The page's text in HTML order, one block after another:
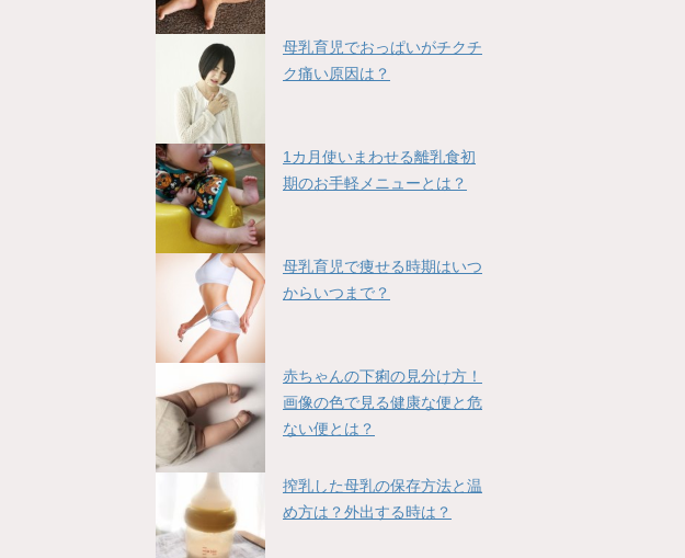
母乳育児でおっぱいがチクチ
ク痛い原因は？
1カ月使いまわせる離乳食初
期のお手軽メニューとは？
母乳育児で痩せる時期はいつ
からいつまで？
赤ちゃんの下痢の見分け方！
画像の色で見る健康な便と危
ない便とは？
搾乳した母乳の保存方法と温
め方は？外出する時は？